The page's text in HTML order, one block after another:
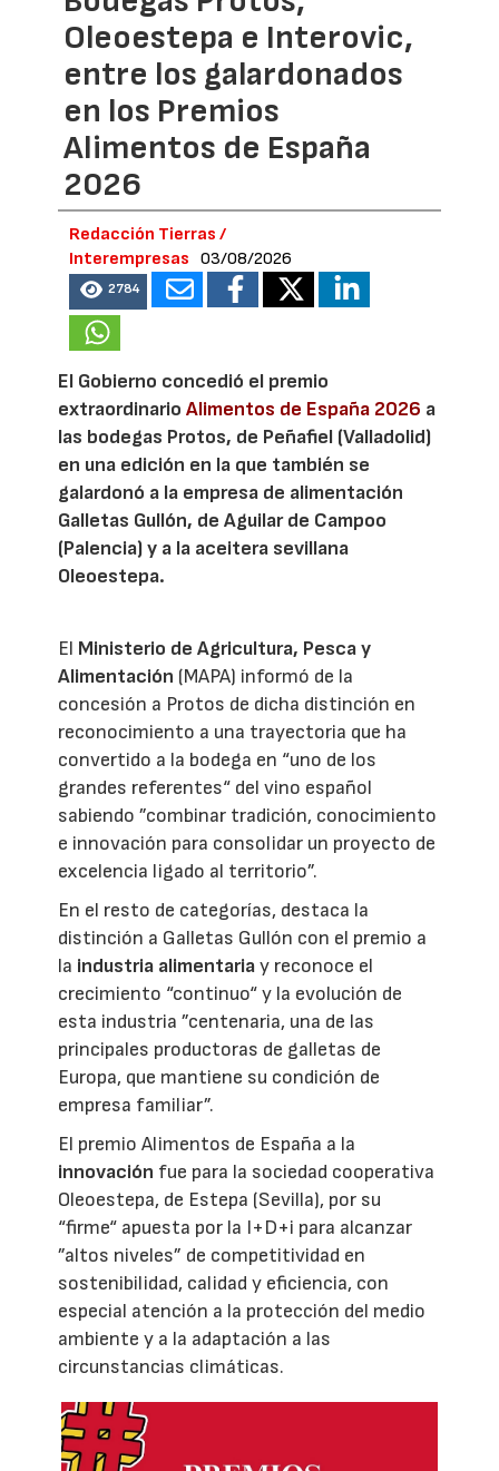
Oleoestepa e Interovic,
entre los galardonados
en los Premios
Alimentos de España
2026
Redacción Tierras /
Interempresas
03/08/2026
2784
El Gobierno concedió el premio
extraordinarioAlimentos de España 2026 a
las bodegas Protos, de Peñafiel (Valladolid)
en una edición en la que también se
galardonó a la empresa de alimentación
Galletas Gullón, de Aguilar de Campoo
(Palencia) y a la aceitera sevillana
Oleoestepa.
El Ministerio de Agricultura, Pesca y
Alimentación (MAPA) informó de la
concesión a Protos de dicha distinción en
reconocimiento a una trayectoria que ha
convertido a la bodega en “uno de los
grandes referentes“ del vino español
sabiendo ”combinar tradición, conocimiento
e innovación para consolidar un proyecto de
excelencia ligado al territorio”.
En el resto de categorías, destaca la
distinción a Galletas Gullón con el premio a
la industria alimentariay reconoce el
crecimiento “continuo“ y la evolución de
esta industria ”centenaria, una de las
principales productoras de galletas de
Europa, que mantiene su condición de
empresa familiar”.
El premio Alimentos de España a la
innovación fue para la sociedad cooperativa
Oleoestepa, de Estepa (Sevilla), por su
“firme“ apuesta por la I+D+i para alcanzar
”altos niveles” de competitividad en
sostenibilidad, calidad y eficiencia, con
especial atención a la protección del medio
ambiente y a la adaptación a las
circunstancias climáticas.